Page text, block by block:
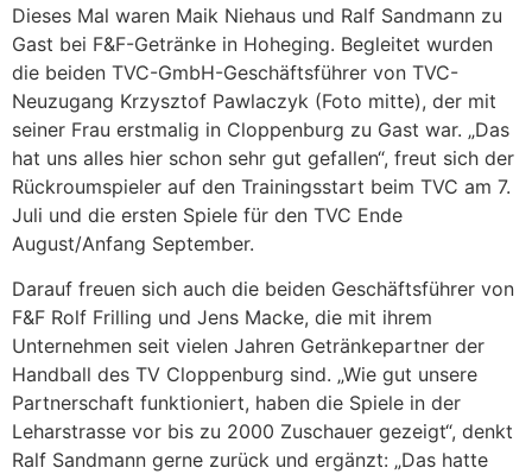
Dieses Mal waren Maik Niehaus und Ralf Sandmann zu
Gast bei F&F-Getränke in Hoheging. Begleitet wurden
die beiden TVC-GmbH-Geschäftsführer von TVC-
Neuzugang Krzysztof Pawlaczyk (Foto mitte), der mit
seiner Frau erstmalig in Cloppenburg zu Gast war. „Das
hat uns alles hier schon sehr gut gefallen“, freut sich der
Rückroumspieler auf den Trainingsstart beim TVC am 7.
Juli und die ersten Spiele für den TVC Ende
August/Anfang September.
Darauf freuen sich auch die beiden Geschäftsführer von
F&F Rolf Frilling und Jens Macke, die mit ihrem
Unternehmen seit vielen Jahren Getränkepartner der
Handball des TV Cloppenburg sind. „Wie gut unsere
Partnerschaft funktioniert, haben die Spiele in der
Leharstrasse vor bis zu 2000 Zuschauer gezeigt“, denkt
Ralf Sandmann gerne zurück und ergänzt: „Das hatte